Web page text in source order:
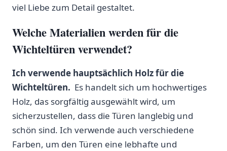
viel Liebe⁤ zum Detail gestaltet.
Welche ​Materialien werden für die
‌Wichteltüren⁤ verwendet?
Ich verwende hauptsächlich Holz für die
Wichteltüren. ‌ Es handelt sich um hochwertiges
Holz, das sorgfältig ausgewählt wird, um
sicherzustellen, dass die Türen langlebig und
schön sind. Ich ‍verwende auch​ verschiedene
Farben, um den‍ Türen eine lebhafte‌ und